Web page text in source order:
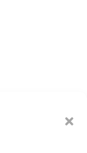
(MI)